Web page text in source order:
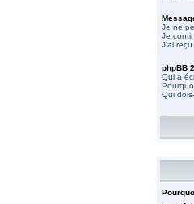
Je ne
Je
J'ai
phpBB 2
Qui a
Qui